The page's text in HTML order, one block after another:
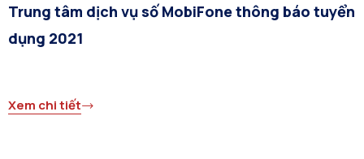
Trung tâm dịch vụ số MobiFone thông báo tuyển
dụng 2021
Xem chi tiết